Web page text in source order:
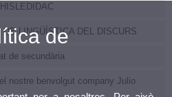
LINGÜÍSTICA DEL DISCURS
de secundària
nostre benvolgut company Julio
de